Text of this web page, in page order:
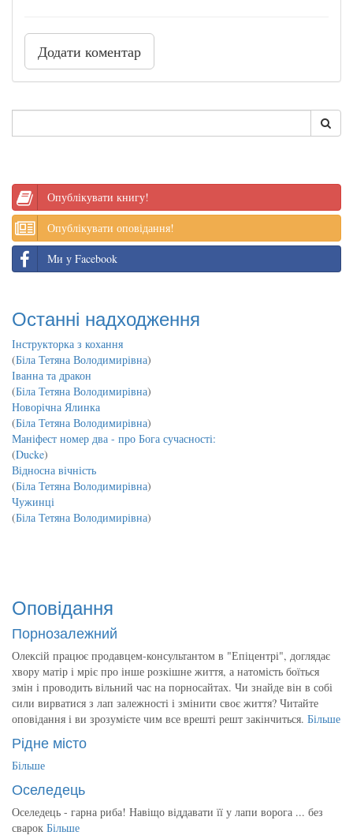
Додати коментар
Опублікувати книгу!
Опублікувати оповідання!
Ми у Facebook
Останні надходження
Інструкторка з кохання
(Біла Тетяна Володимирівна)
Іванна та дракон
(Біла Тетяна Володимирівна)
Новорічна Ялинка
(Біла Тетяна Володимирівна)
Маніфест номер два - про Бога сучасності:
(Ducke)
Відносна вічність
(Біла Тетяна Володимирівна)
Чужинці
(Біла Тетяна Володимирівна)
Оповідання
Порнозалежний
Олексій працює продавцем-консультантом в "Епіцентрі", доглядає
хвору матір і мріє про інше розкішне життя, а натомість боїться
змін і проводить вільний час на порносайтах. Чи знайде він в собі
сили вирватися з лап залежності і змінити своє життя? Читайте
оповідання і ви зрозумієте чим все врешті решт закінчиться. Більше
Рідне місто
Більше
Оселедець
Оселедець - гарна риба! Навіщо віддавати її у лапи ворога ... без
сварок Більше